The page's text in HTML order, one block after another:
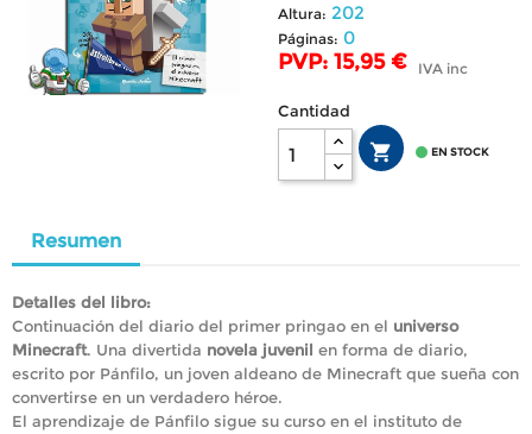
Altura: 202
Páginas: 0
PVP: 15,95 € IVA inc
Cantidad
  EN STOCK
Resumen
Detalles del libro:
Continuación del diario del primer pringao en el universo
Minecraft. Una divertida novela juvenil en forma de diario,
escrito por Pánfilo, un joven aldeano de Minecraft que sueña con
convertirse en un verdadero héroe.
El aprendizaje de Pánfilo sigue su curso en el instituto de